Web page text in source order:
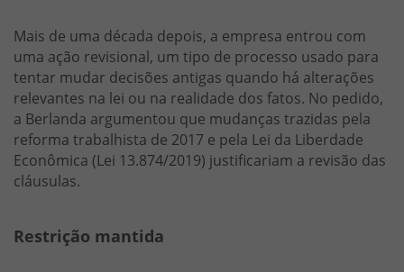
Mais de uma década depois, a empresa entrou com
uma ação revisional, um tipo de processo usado para
tentar mudar decisões antigas quando há alterações
relevantes na lei ou na realidade dos fatos. No pedido,
a Berlanda argumentou que mudanças trazidas pela
reforma trabalhista de 2017 e pela Lei da Liberdade
Econômica (Lei 13.874/2019) justificariam a revisão das
cláusulas.
Restrição mantida